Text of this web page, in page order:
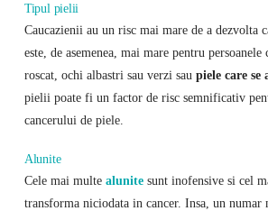
Tipul pielii
Caucazienii au un risc mai mare de a dezvolta
este, de asemenea, mai mare pentru
roscat, ochi albastri sau verzi sau piele care se
pielii poate fi un factor de risc semnificativ
cancerului de piele.
Alunite
Cele mai multe alunitesunt inofensive si cel
transforma niciodata in cancer. Insa, un numar